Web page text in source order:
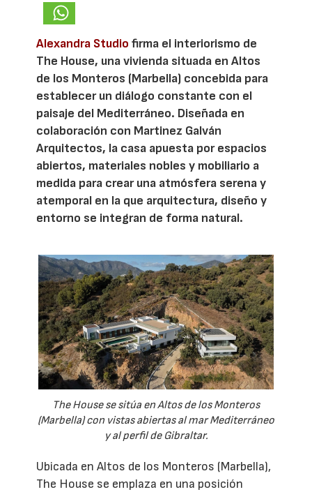
Alexandra Studio firma el interiorismo de
The House, una vivienda situada en Altos
de los Monteros (Marbella) concebida para
establecer un diálogo constante con el
paisaje del Mediterráneo. Diseñada en
colaboración con Martinez Galván
Arquitectos, la casa apuesta por espacios
abiertos, materiales nobles y mobiliario a
medida para crear una atmósfera serena y
atemporal en la que arquitectura, diseño y
entorno se integran de forma natural.
The House se sitúa en Altos de los Monteros
(Marbella) con vistas abiertas al mar Mediterráneo
y al perfil de Gibraltar.
Ubicada en Altos de los Monteros (Marbella),
The House se emplaza en una posición